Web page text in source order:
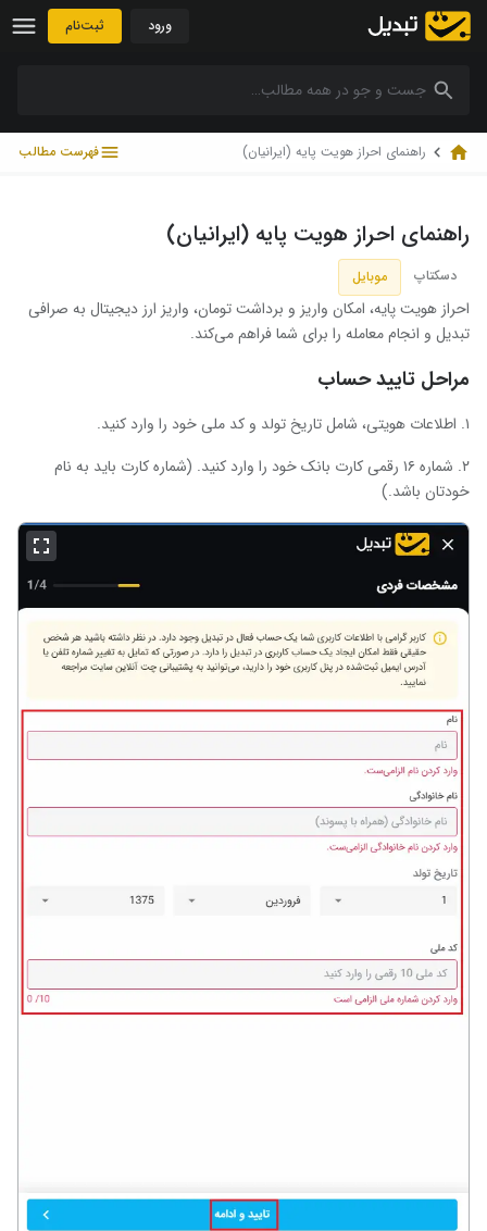
پرش به محتوا
ورود ثبت‌نام
راهنمای احراز هویت پایه (ایرانیان)
دسکتاپ موبایل
احراز هویت پایه، امکان واریز و برداشت تومان، واریز ارز دیجیتال به صرافی
تبدیل و انجام معامله را برای شما فراهم می‌کند.
مراحل تایید حساب
۱. اطلاعات هویتی، شامل تاریخ تولد و کد ملی خود را وارد کنید.
۲. شماره ۱۶ رقمی کارت‌ بانک خود را وارد کنید. (شماره کارت باید به نام
خودتان باشد.)
راهنمای احراز هویت پایه (ایرانیان) فهرست مطالب